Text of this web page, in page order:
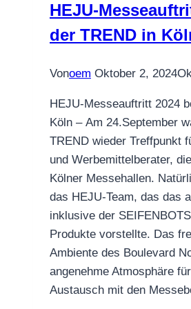
HEJU-
der TREND in
Vonoem Oktober 2, 2024
HEJU-Messeauftritt 2024
Köln – Am 24.September
TREND wieder Treffpunkt
und Werbemittelberater,
Kölner Messehallen.
das HEJU-Team, das das
inklusive der
Produkte vorstellte. Das
Ambiente des Boulevard
angenehme Atmosphäre
Austausch mit den